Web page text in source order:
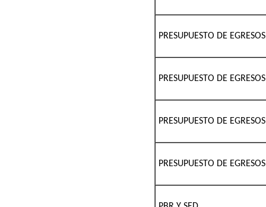
PRESUPUESTO DE
PRESUPUESTO DE
PRESUPUESTO DE
PRESUPUESTO DE